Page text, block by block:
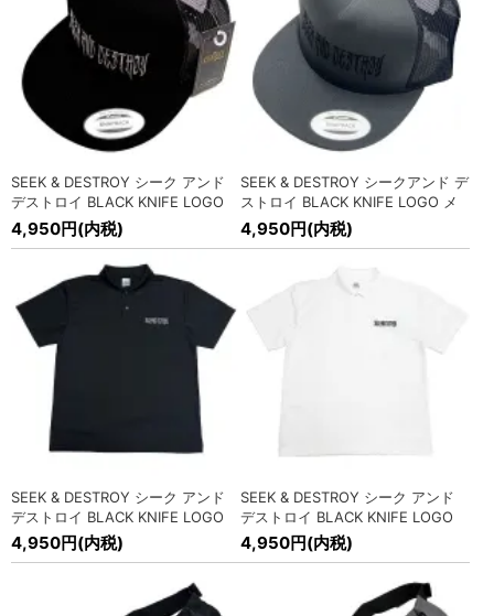
2025/8/13
オフィシャル 映画Tシャツ入荷!
» MORE
2025/8/6
BRIXTON (ブリクストン) キャップ各種入荷! » MORE
2025/8/6
SUICIDAL TENDENCIES (スーサイダル テンデンシーズ)OG
バンダナ入荷! » MORE
2025/7/17
海外オフィシャル バンドTシャツ各種入荷! » MORE
2025/7/17
オフィシャル 映画Tシャツ入荷!
» MORE
2025/6/26
海外オフィシャル バンドTシャツ各種入荷!
2025/6/26
オフィシャル 映画Tシャツ入荷!
アクセサリー入荷! » MORE
2025/6/13
SEEK&DESTROY(シーク アンド デストロイ) Tシャツ各種入
SEEK & DESTROY シーク アンド
デストロイ BLACK KNIFE LOGO
メッシュキャップ
4,950円(内税)
SEEK & DESTROY シークアンド デ
ストロイ BLACK KNIFE LOGO メ
ッシュキャップ
4,950円(内税)
SEEK & DESTROY シーク アンド
デストロイ BLACK KNIFE LOGO
ドライアスレチック ポロシャツ
4,950円(内税)
SEEK & DESTROY シーク アンド
デストロイ BLACK KNIFE LOGO
ドライアスレチック ポロシャツ
4,950円(内税)